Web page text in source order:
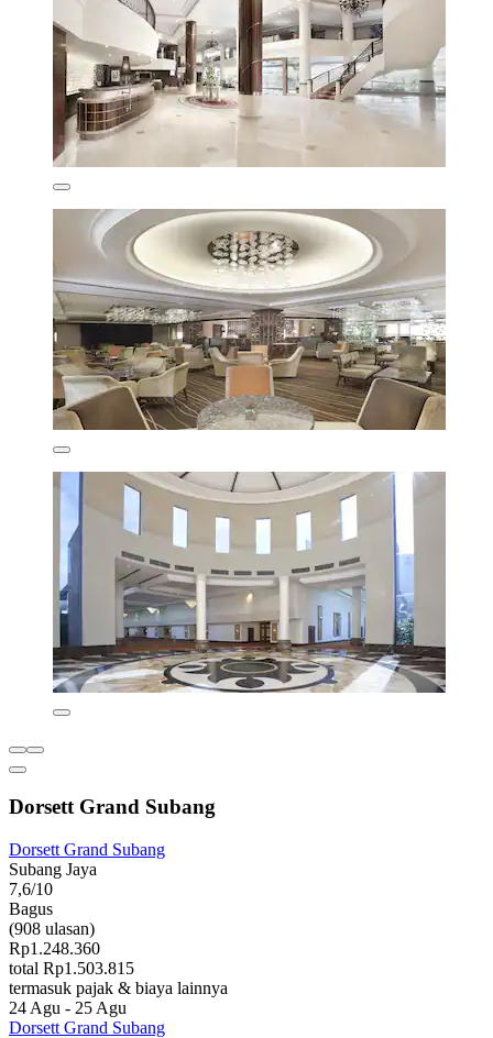
Dorsett Grand Subang
Dorsett Grand Subang
Subang Jaya
7,6/10
Bagus
(908 ulasan)
Rp1.248.360
total Rp1.503.815
termasuk pajak & biaya lainnya
24 Agu - 25 Agu
Dorsett Grand Subang